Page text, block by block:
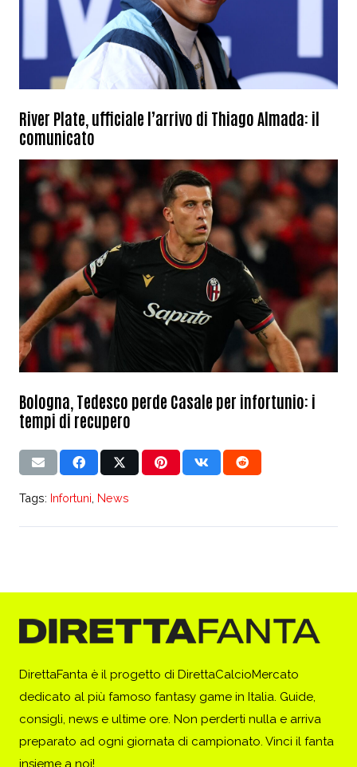
River Plate, ufficiale l’arrivo di Thiago Almada: il
comunicato
Bologna, Tedesco perde Casale per infortunio: i
tempi di recupero
Tags: Infortuni News
DirettaFanta è il progetto di DirettaCalcioMercato
dedicato al più famoso fantasy game in Italia. Guide,
consigli, news e ultime ore. Non perderti nulla e arriva
preparato ad ogni giornata di campionato. Vinci il fanta
insieme a noi!